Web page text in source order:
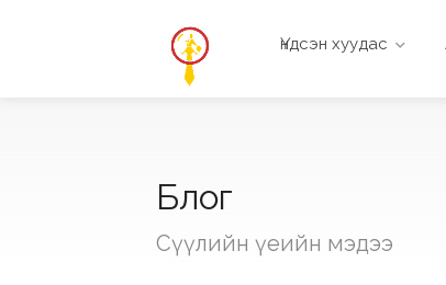
Үндсэн хуудас
Блог
Сүүлийн үеийн мэдээ